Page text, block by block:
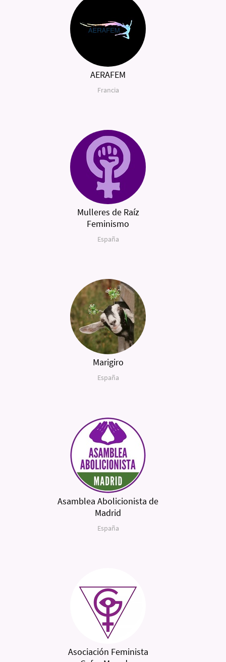
AERAFEM
Francia
Mulleres de Raíz
Feminismo
España
Marigiro
España
Asamblea Abolicionista de
Madrid
España
Asociación Feminista